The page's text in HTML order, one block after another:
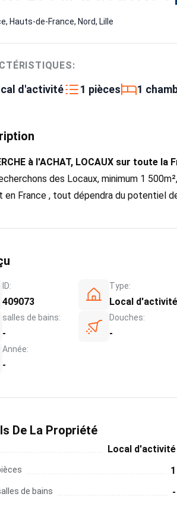
Hauts-de-France, Nord, Lille
d'activité 1 pièces 1
à l'ACHAT, LOCAUX sur toute la
des Locaux, minimum 1
en France , tout dépendra du potentiel
ID:
409073
Type:
Local d'activité
salles de bains:
-
Douches:
-
Année:
-
De La Propriété
Local d'activité
1
de bains -